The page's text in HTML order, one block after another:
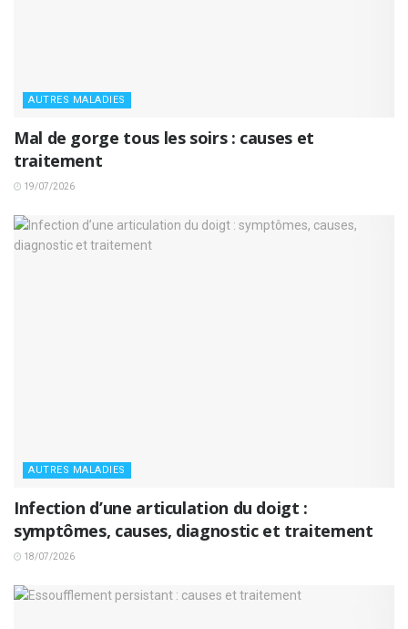
AUTRES MALADIES
Mal de gorge tous les soirs : causes et
traitement
19/07/2026
AUTRES MALADIES
Infection d’une articulation du doigt :
symptômes, causes, diagnostic et traitement
18/07/2026